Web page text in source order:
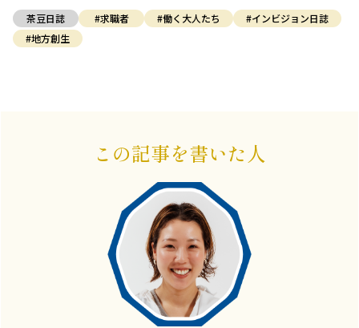
茶豆日誌 #求職者 #働く大人たち
#インビジョン日誌
#地方創生
この記事を書いた人